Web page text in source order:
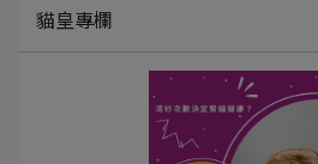
貓皇專欄